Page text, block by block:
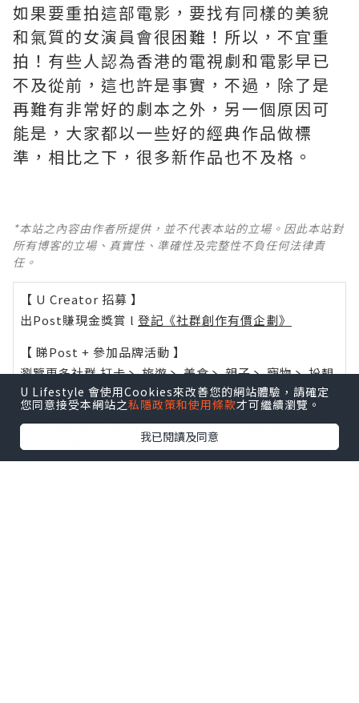
如果要重拍這部電影，要找有同樣的美貌
和氣質的女演員會很困難！所以，不宜重
拍！有些人認為香港的電視劇和電影早已
不及從前，這也許是事實，不過，除了是
再難有非常好的劇本之外，另一個原因可
能是，大家都以一些好的經典作品做標
準，相比之下，很多新作品也不及格。 ​​​
*本站之內容由作者所提供，並不代表本站的立場。因此本站對
所有博客的立場、真實性、準確性及完整性不負任何法律責
任。
【 U Creator 招募 】
出Post賺現金獎賞 l 登記《社群創作有價企劃》
【 睇Post + 參加品牌活動 】
瀏覽更多社群打卡丶旅遊丶美食丶親子丶寵物丶扮靚
攻略及活動情報
U Blog開咗WhatsApp啦！發掘更多吃喝玩樂資訊！
Follow 我哋！
U Lifestyle 會使用Cookies來改善您的網站體驗，請確定
您同意接受本網站之私隱政策和使用條款才可繼續瀏覽。
我已閱讀及同意